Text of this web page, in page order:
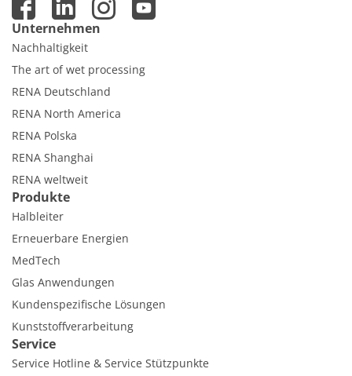
Unternehmen
Nachhaltigkeit
The art of wet processing
RENA Deutschland
RENA North America
RENA Polska
RENA Shanghai
RENA weltweit
Produkte
Halbleiter
Erneuerbare Energien
MedTech
Glas Anwendungen
Kundenspezifische Lösungen
Kunststoffverarbeitung
Service
Service Hotline & Service Stützpunkte